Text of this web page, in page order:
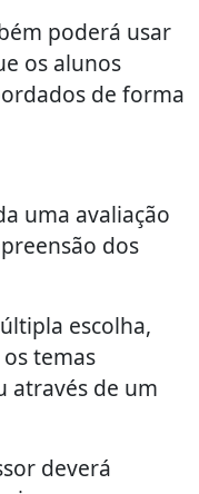
poderá usar
os alunos
de forma
uma avaliação
dos
escolha,
temas
através de um
deverá